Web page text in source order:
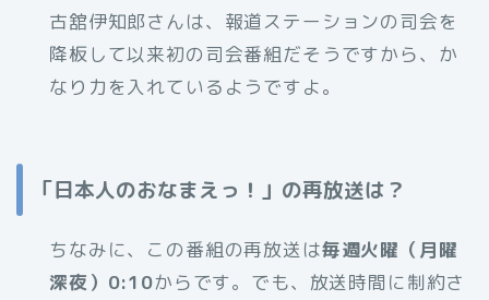
古舘伊知郎さんは、報道ステーションの司会を
降板して以来初の司会番組だそうですから、か
なり力を入れているようですよ。
「日本人のおなまえっ！」の再放送は？
ちなみに、この番組の再放送は毎週火曜（月曜
深夜）0:10からです。でも、放送時間に制約さ